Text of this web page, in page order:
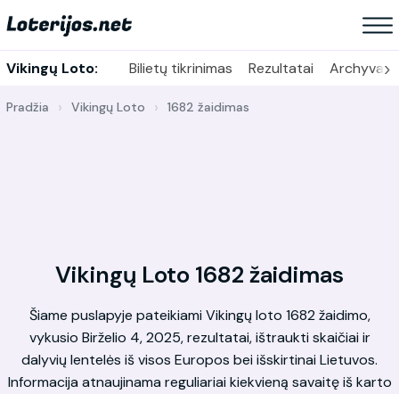
Vikingų Loto: Bilietų tikrinimas Rezultatai Archyvas
›
Pradžia Vikingų Loto 1682 žaidimas
Vikingų Loto 1682 žaidimas
Šiame puslapyje pateikiami Vikingų loto 1682 žaidimo,
vykusio Birželio 4, 2025, rezultatai, ištraukti skaičiai ir
dalyvių lentelės iš visos Europos bei išskirtinai Lietuvos.
Informacija atnaujinama reguliariai kiekvieną savaitę iš karto